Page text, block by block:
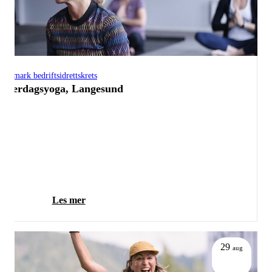
bedriftsidrettskrets
Langesund
Les mer
29 aug